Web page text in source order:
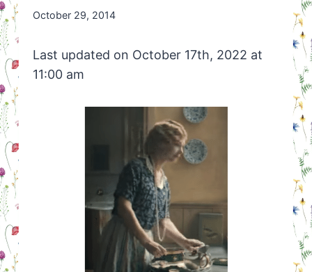
By
October 29, 2014
Last updated on October 17th, 2022 at
11:00 am